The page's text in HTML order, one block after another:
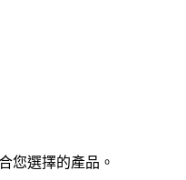
您選擇的產品。